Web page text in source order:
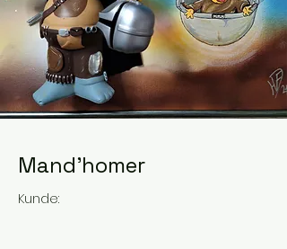
Mand'homer
Kunde: